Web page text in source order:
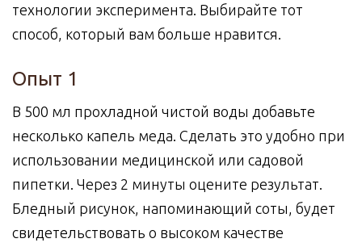
технологии эксперимента. Выбирайте тот
способ, который вам больше нравится.
Опыт 1
В 500 мл прохладной чистой воды добавьте
несколько капель меда. Сделать это удобно при
использовании медицинской или садовой
пипетки. Через 2 минуты оцените результат.
Бледный рисунок, напоминающий соты, будет
свидетельствовать о высоком качестве